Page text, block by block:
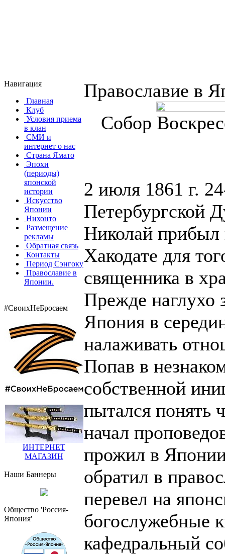
Навигация
Главная
Клуб
Условия приема
в клан
СМИ и
интернет о нас
Страна Ямато
Эпохи
(периоды)
японской
истории
Искусство
Японии
Нихонто
Размещение
рекламы
Обратная связь
Контакты
Период Сэнгоку
Православие в
Японии.
#СвоихНеБросаем
ИНТЕРНЕТ
МАГАЗИН
Наши Баннеры
Общество 'Россия-
Япония'
Православие в
Собор
2 июля 1861 г.
Петербургской
Николай прибыл
Хакодате для
священника в
Прежде наглухо
Япония в
налаживать
Попав в
собственной
пытался понять
начал
прожил в
обратил в
перевел на
богослужебные
кафедральный